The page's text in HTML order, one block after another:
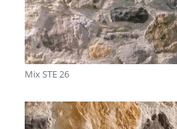
Mix STE 26